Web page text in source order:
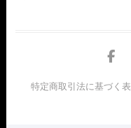
特定商取引法に基づく